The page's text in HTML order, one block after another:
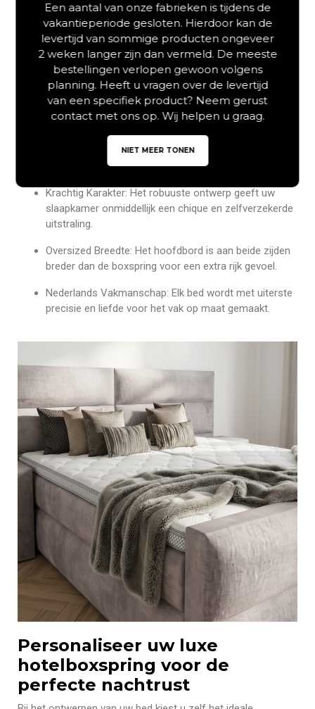
hoogwaardige boxspring combineert een royale uitstraling
met chique details en een werkelijk ongeëvenaard
slaapcomfort. Dankzij het gebruik van hoogwaardige
materialen stelt u de Boxspring Zurich bovendien volledig
naar uw eigen wens samen.Hierdoor geniet u van een
systeem dat comfort,stijl en kwaliteit op het allerhoogste
niveau verenigt.
Vakken Design:Voorzien van een luxe hoofdbord met
vier grote rechthoekige vlakken voor een moderne
Krachtig Karakter: Het robuuste ontwerp geeft uw
slaapkamer onmiddellijk een chique en zelfverzekerde
uitstraling.
Oversized Breedte: Het hoofdbord is aan beide zijden
breder dan de boxspring voor een extra rijk gevoel.
Nederlands Vakmanschap: Elk bed wordt met uiterste
precisie en liefde voor het vak op maat gemaakt.
Personaliseer uw luxe
hotelboxspring voor de
perfecte nachtrust
Een aantal van onze fabrieken is tijdens de
vakantieperiode gesloten. Hierdoor kan de
levertijd van sommige producten ongeveer
2 weken langer zijn dan vermeld. De meeste
bestellingen verlopen gewoon volgens
planning. Heeft u vragen over de levertijd
van een specifiek product? Neem gerust
contact met ons op. Wij helpen u graag.
NIET MEER TONEN